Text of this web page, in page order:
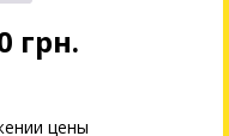
грн.
цены